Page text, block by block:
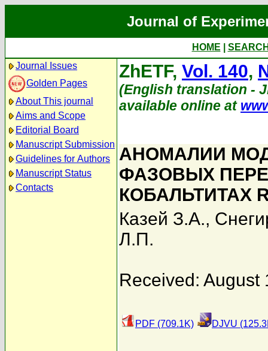
Journal of
HOME
Journal Issues
Golden Pages
About This journal
Aims and Scope
Editorial Board
Manuscript Submission
Guidelines for Authors
Manuscript Status
Contacts
ZhETF, Vol. 140,
(English translation -
available online at
АНОМАЛИИ
ФАЗОВЫХ
КОБАЛЬТИТАХ
Казей З.А.,
Л.П.
Received: August
PDF (709.1K) DJVU